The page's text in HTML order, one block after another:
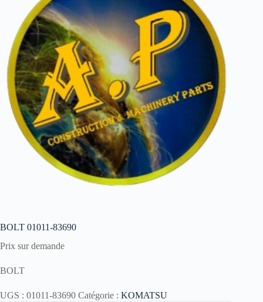
BOLT 01011-83690
Prix sur demande
BOLT
UGS : 01011-83690 Catégorie : KOMATSU